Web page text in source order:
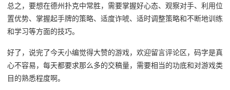
总之，要想在德州扑克中常胜，需要掌握好心态、观察对手、利用位
置优势、掌握起手牌的策略、适度诈唬、适时调整策略和不断地训练
和学习等方面的技巧。
好了，说完了今天小编觉得大赞的游戏，欢迎留言评论区，码字是真
心不容易，每天都要求那么多的交稿量，需要相当的功底和对游戏类
目的熟悉程度啊。